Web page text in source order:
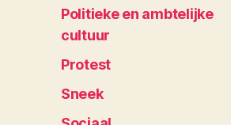
Politieke en ambtelijke
cultuur
Protest
Sneek